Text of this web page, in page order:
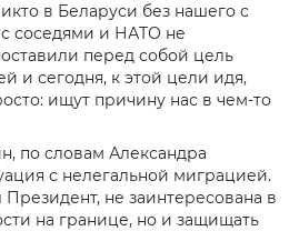
в Беларуси без нашего с
соседями и НАТО не
перед собой цель
и сегодня, к этой цели идя,
ищут причину нас в чем-то
по словам Александра
с нелегальной миграцией.
не заинтересована в
на границе, но и защищать